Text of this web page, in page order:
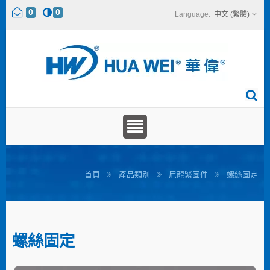
0 0 中文 (繁體)
首頁 產品類別 尼龍緊固件 螺絲固定
螺絲固定